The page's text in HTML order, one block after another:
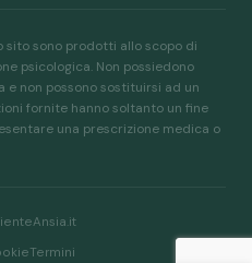
sono prodotti allo scopo di
psicologica. Non possiedono
non possono sostituirsi ad un
fornite hanno soltanto un fine
una prescrizione medica o
Termini